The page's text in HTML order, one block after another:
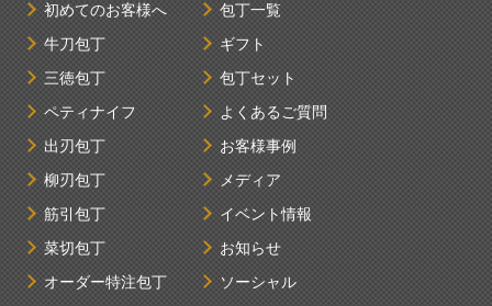
初めてのお客様へ
牛刀包丁
三徳包丁
ペティナイフ
出刃包丁
柳刃包丁
筋引包丁
菜切包丁
オーダー特注包丁
包丁一覧
ギフト
包丁セット
よくあるご質問
お客様事例
メディア
イベント情報
お知らせ
ソーシャル